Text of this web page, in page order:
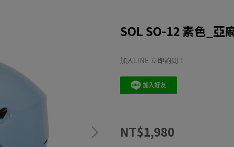
SOL SO-12 素色_亞
加入LINE 立即詢問！
NT$1,980